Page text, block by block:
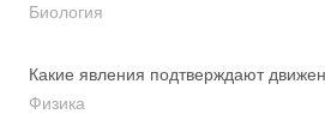
Биология
Какие явления подтверждают
Физика